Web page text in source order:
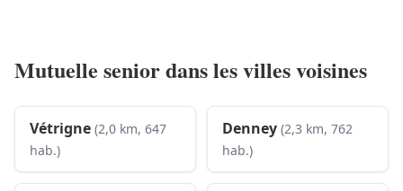
Mutuelle senior dans les villes voisines
Vétrigne (2,0 km, 647
hab.)
Denney (2,3 km, 762
hab.)